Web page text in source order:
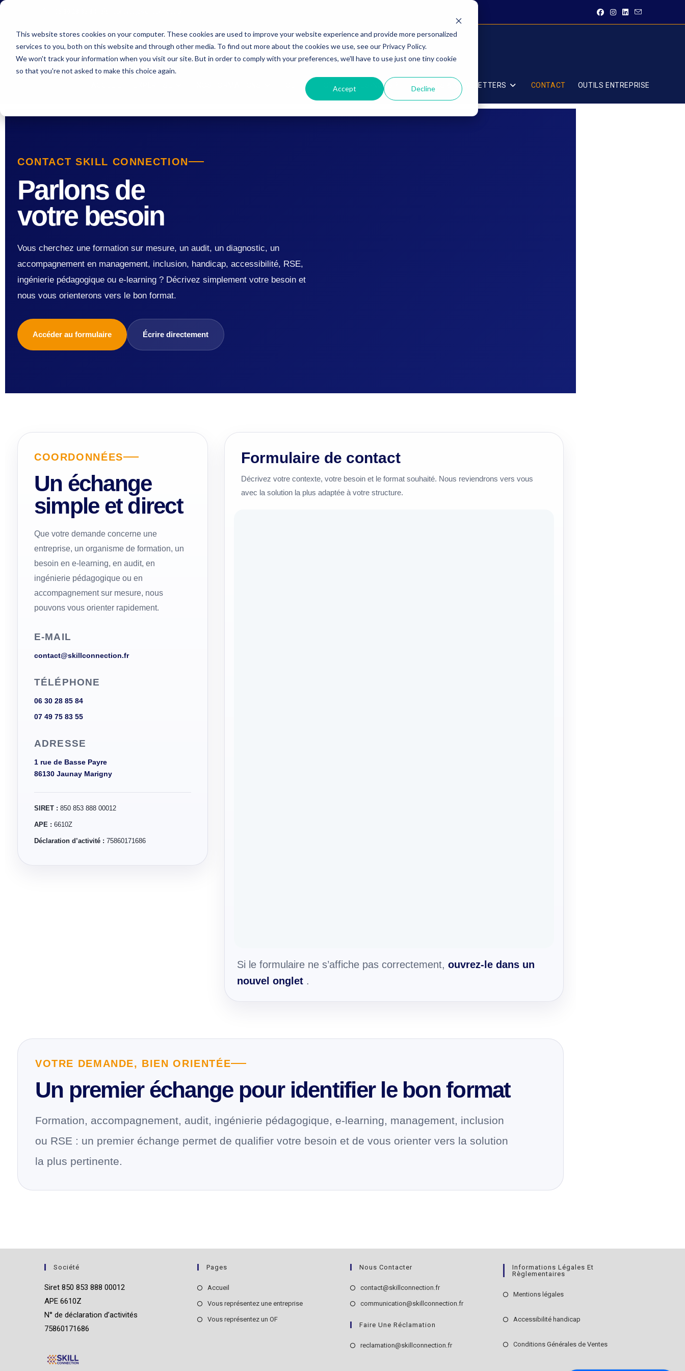
This website stores cookies on your computer. These cookies are used to improve your website experience and provide more personalized
services to you, both on this website and through other media. To find out more about the cookies we use, see our Privacy Policy.
We won't track your information when you visit our site. But in order to comply with your preferences, we'll have to use just one tiny cookie
so that you're not asked to make this choice again.
Accept Decline
OUTILS QUI SOMMES-NOUS ? ARTICLES & NEWSLETTERS CONTACT OUTILS ENTREPRISE
CONTACT SKILL CONNECTION
Parlons de
votre besoin
Vous cherchez une formation sur mesure, un audit, un diagnostic, un
accompagnement en management, inclusion, handicap, accessibilité, RSE,
ingénierie pédagogique ou e-learning ? Décrivez simplement votre besoin et
nous vous orienterons vers le bon format.
Accéder au formulaire Écrire directement
COORDONNÉES
Un échange
simple et direct
Que votre demande concerne une
entreprise, un organisme de formation, un
besoin en e-learning, en audit, en
ingénierie pédagogique ou en
accompagnement sur mesure, nous
pouvons vous orienter rapidement.
E-MAIL
contact@skillconnection.fr
TÉLÉPHONE
06 30 28 85 84
07 49 75 83 55
ADRESSE
1 rue de Basse Payre
86130 Jaunay Marigny
SIRET : 850 853 888 00012
APE : 6610Z
Déclaration d’activité : 75860171686
Formulaire de contact
Décrivez votre contexte, votre besoin et le format souhaité. Nous reviendrons vers vous
avec la solution la plus adaptée à votre structure.
Si le formulaire ne s’affiche pas correctement,ouvrez-le dans un
nouvel onglet .
VOTRE DEMANDE, BIEN ORIENTÉE
Un premier échange pour identifier le bon format
Formation, accompagnement, audit, ingénierie pédagogique, e-learning, management, inclusion
ou RSE : un premier échange permet de qualifier votre besoin et de vous orienter vers la solution
la plus pertinente.
Société
Siret 850 853 888 00012
APE 6610Z
N° de déclaration d’activités
75860171686
Pages
Accueil
Vous représentez une entreprise
Vous représentez un OF
Nous Contacter
contact@skillconnection.fr
communication@skillconnection.fr
Faire Une Réclamation
reclamation@skillconnection.fr
Informations Légales Et
Règlementaires
Mentions légales
Accessibilité handicap
Conditions Générales de Ventes